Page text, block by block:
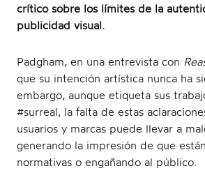
crítico sobre los límites de la
publicidad visual.
Padgham, en una entrevista con
que su intención artística nunca ha
embargo, aunque etiqueta sus
#surreal, la falta de estas
usuarios y marcas puede llevar a
generando la impresión de que
normativas o engañando al público.